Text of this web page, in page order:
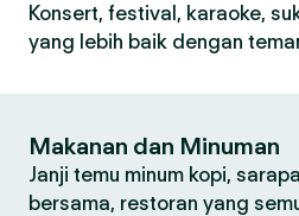
Konsert, festival, karaoke,
yang lebih baik dengan
Makanan dan Minuman
Janji temu minum kopi,
bersama, restoran yang